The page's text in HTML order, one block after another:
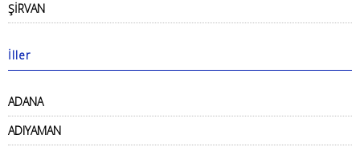
ŞİRVAN
İller
ADANA
ADIYAMAN